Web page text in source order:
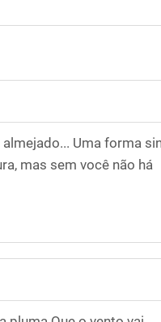
Uma forma
mas sem você não há